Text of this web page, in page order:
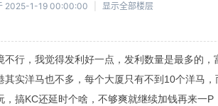
2025-1-19 00:00:00 显示全部楼层
不行，我觉得发利好一点，发利数量是最多的
其实洋马也不多，每个大厦只有不到10个洋马
，搞KC还延时个啥，不够爽就继续加钱再来一